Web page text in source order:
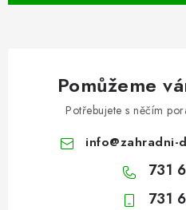
Pomůžeme
Potřebujete s něčím
info@zahradni-
731
731